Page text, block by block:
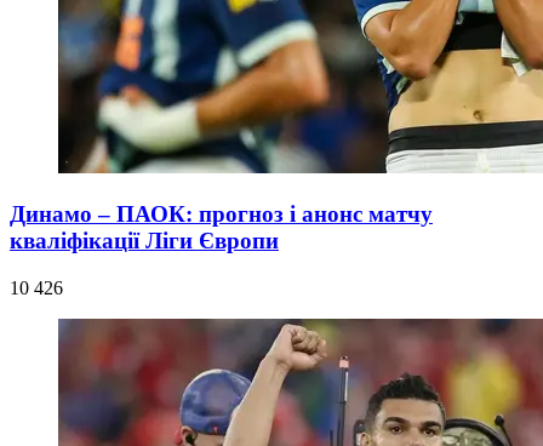
Динамо – ПАОК: прогноз і анонс матчу
кваліфікації Ліги Європи
10 426